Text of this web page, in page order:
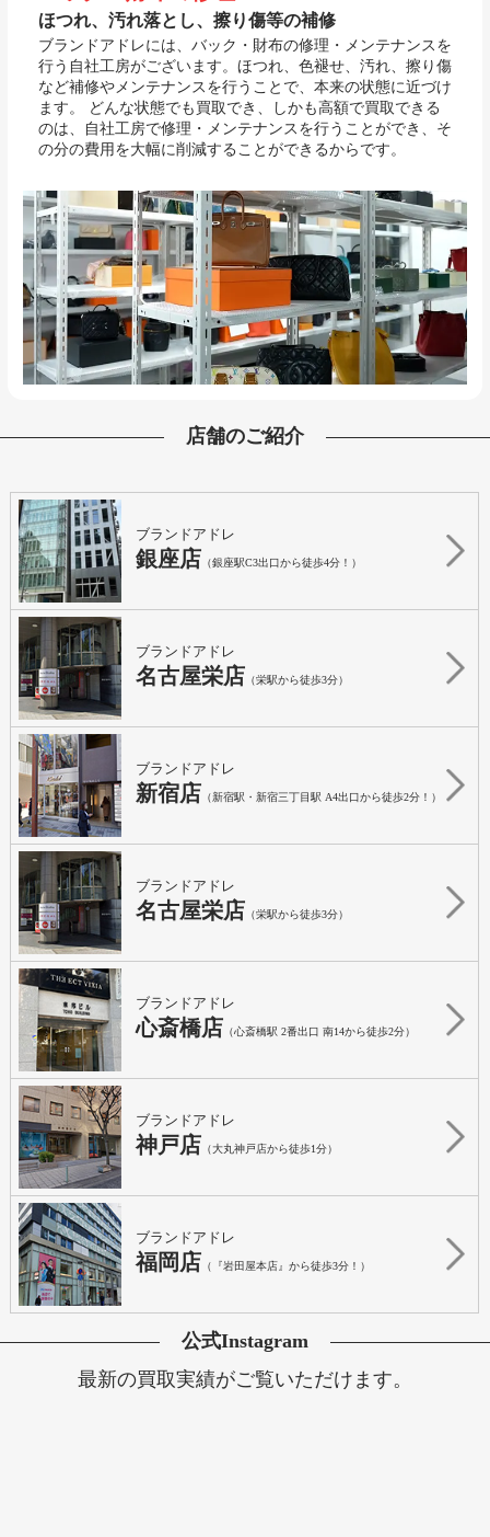
ほつれ、汚れ落とし、擦り傷等の補修
ブランドアドレには、バック・財布の修理・メンテナンスを
行う自社工房がございます。ほつれ、色褪せ、汚れ、擦り傷
など補修やメンテナンスを行うことで、本来の状態に近づけ
ます。 どんな状態でも買取でき、しかも高額で買取できる
のは、自社工房で修理・メンテナンスを行うことができ、そ
の分の費用を大幅に削減することができるからです。
店舗のご紹介
ブランドアドレ
銀座店 （銀座駅C3出口から徒歩4分！）
ブランドアドレ
名古屋栄店 （栄駅から徒歩3分）
ブランドアドレ
新宿店 （新宿駅・新宿三丁目駅 A4出口から徒歩2分！）
ブランドアドレ
名古屋栄店 （栄駅から徒歩3分）
ブランドアドレ
心斎橋店 （心斎橋駅 2番出口 南14から徒歩2分）
ブランドアドレ
神戸店 （大丸神戸店から徒歩1分）
ブランドアドレ
福岡店 （『岩田屋本店』から徒歩3分！）
公式Instagram
最新の買取実績がご覧いただけます。